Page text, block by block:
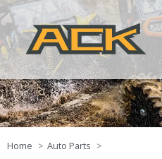
Home
Auto Parts